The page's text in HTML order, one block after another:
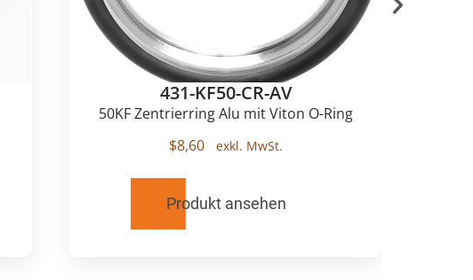
431-KF50-CR-AV
50KF Zentrierring Alu mit Viton O-Ring
$8,60
Produkt ansehen